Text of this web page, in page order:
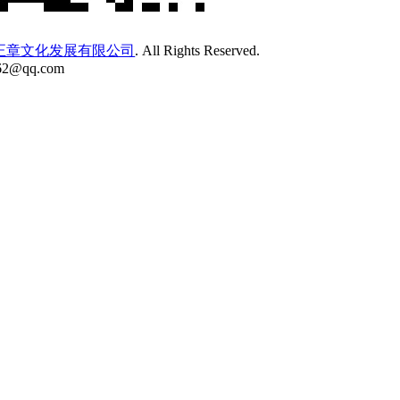
章文化发展有限公司 . All Rights Reserved.